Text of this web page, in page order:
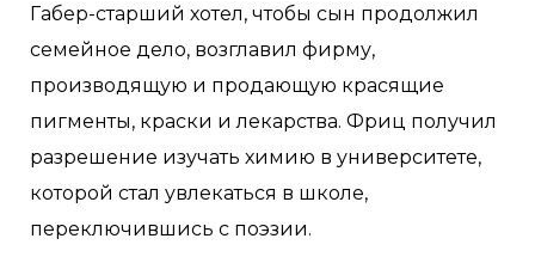
Габер-старший хотел, чтобы сын продолжил
семейное дело, возглавил фирму,
производящую и продающую красящие
пигменты, краски и лекарства. Фриц получил
разрешение изучать химию в университете,
которой стал увлекаться в школе,
переключившись с поэзии.